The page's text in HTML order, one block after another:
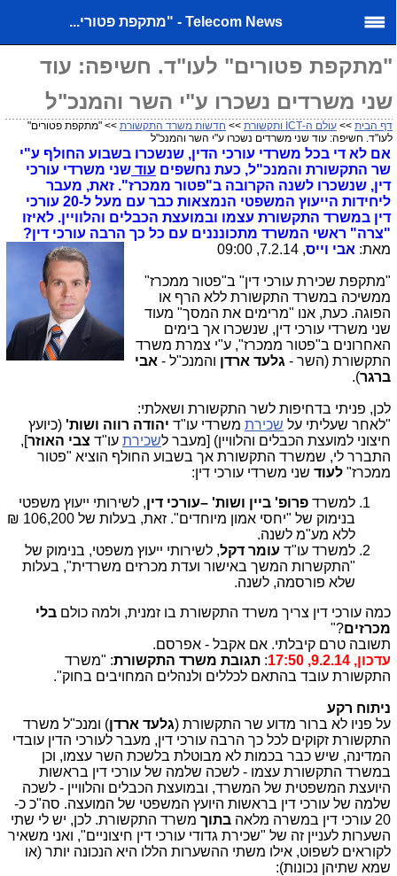
Telecom News - "מתקפת פטורי...
"מתקפת פטורים" לעו"ד. חשיפה: עוד
שני משרדים נשכרו ע"י השר והמנכ"ל
דף הבית>> עולם ה-ICT ותקשורת >> חדשות משרד התקשורת>> "מתקפת פטורים"
לעו"ד. חשיפה: עוד שני משרדים נשכרו ע"י השר והמנכ"ל
אם לא די בכל משרדי עורכי הדין, שנשכרו בשבוע החולף ע"י
שר התקשורת והמנכ"ל, כעת נחשפים עוד שני משרדי עורכי
דין, שנשכרו לשנה הקרובה ב"פטור ממכרז". זאת, מעבר
ליחידות הייעוץ המשפטי הנמצאות כבר עם מעל ל-20 עורכי
דין במשרד התקשורת עצמו ובמועצת הכבלים והלוויין. לאיזו
"צרה" ראשי המשרד מתכונננים עם כל כך הרבה עורכי דין?
מאת: אבי וייס, 7.2.14, 09:00
"מתקפת שכירת עורכי דין" ב"פטור ממכרז"
ממשיכה במשרד התקשורת ללא הרף או
הפוגה. כעת, אנו "מרימים את המסך" מעוד
שני משרדי עורכי דין, שנשכרו אך בימים
האחרונים ב"פטור ממכרז", ע"י צמרת משרד
התקשורת (השר - גלעד ארדן והמנכ"ל - אבי
ברגר).
לכן, פניתי בדחיפות לשר התקשורת ושאלתי:
"לאחר שעליתי על שכירתמשרדי עו"ד יהודה רווה ושות' (כיועץ
חיצוני למועצת הכבלים והלוויין) [מעבר לשכירתעו"ד צבי האוזר],
התברר לי, שמשרד התקשורת אך בשבוע החולף הוציא "פטור
ממכרז" לעוד שני משרדי עורכי דין:
למשרד פרופ' ביין ושות' –עורכי דין, לשירותי ייעוץ משפטי
בנימוק של "יחסי אמון מיוחדים". זאת, בעלות של 106,200 ₪
ללא מע"מ לשנה.
למשרד עו"ד עומר דקל, לשירותי ייעוץ משפטי, בנימוק של
"התקשרות המשך באישור ועדת מכרזים משרדית", בעלות
שלא פורסמה, לשנה.
כמה עורכי דין צריך משרד התקשורת בו זמנית, ולמה כולם בלי
מכרזים?"
תשובה טרם קיבלתי. אם אקבל - אפרסם.
עדכון, 9.2.14, 17:50
: תגובת משרד התקשורת: "משרד
התקשורת עובד בהתאם לכללים ולנהלים המחויבים בחוק".
ניתוח רקע
על פניו לא ברור מדוע שר התקשורת (גלעד ארדן) ומנכ"ל משרד
התקשורת זקוקים לכל כך הרבה עורכי דין, מעבר לעורכי הדין עובדי
המדינה, שיש כבר בכמות לא מבוטלת בלשכת השר עצמו, וכן
במשרד התקשורת עצמו - לשכה שלמה של עורכי דין בראשות
היועצת המשפטית של המשרד, ובמועצת הכבלים והלוויין - לשכה
שלמה של עורכי דין בראשות היועץ המשפטי של המועצה. סה"כ כ-
20 עורכי דין במשרה מלאה
בתוך משרד התקשורת. לכן, יש לי שתי
השערות לעניין זה של "שכירת גדודי עורכי דין חיצוניים", ואני משאיר
לקוראים לשפוט, אילו משתי ההשערות הללו היא הנכונה יותר (או
שמא שתיהן נכונות):